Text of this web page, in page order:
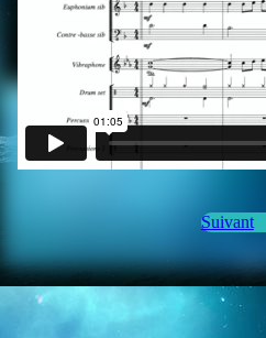
Suivant